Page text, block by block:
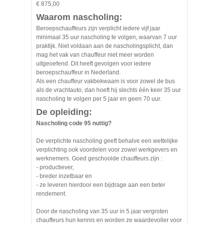
€ 875,00
Waarom nascholing:
Beroepschauffeurs zijn verplicht iedere vijf jaar
minimaal 35 uur nascholing te volgen, waarvan 7 uur
praktijk. Niet voldaan aan de nascholingsplicht, dan
mag het vak van chauffeur niet meer worden
uitgeoefend. Dit heeft gevolgen voor iedere
beroepschauffeur in Nederland.
Als een chauffeur vakbekwaam is voor zowel de bus
als de vrachtauto, dan hoeft hij slechts één keer 35 uur
nascholing te volgen per 5 jaar en geen 70 uur.
De opleiding:
Nascholing code 95 nuttig?
De verplichte nascholing geeft behalve een wettelijke
verplichting ook voordelen voor zowel werkgevers en
werknemers. Goed geschoolde chauffeurs zijn :
- productiever,
- breder inzetbaar en
- ze leveren hierdoor een bijdrage aan een beter
rendement.
Door de nascholing van 35 uur in 5 jaar vergroten
chauffeurs hun kennis en worden ze waardevoller voor